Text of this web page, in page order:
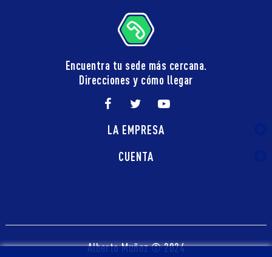
Encuentra tu sede más cercana.
Direcciones y cómo llegar
LA EMPRESA
CUENTA
Alberto Muñoz © 2024